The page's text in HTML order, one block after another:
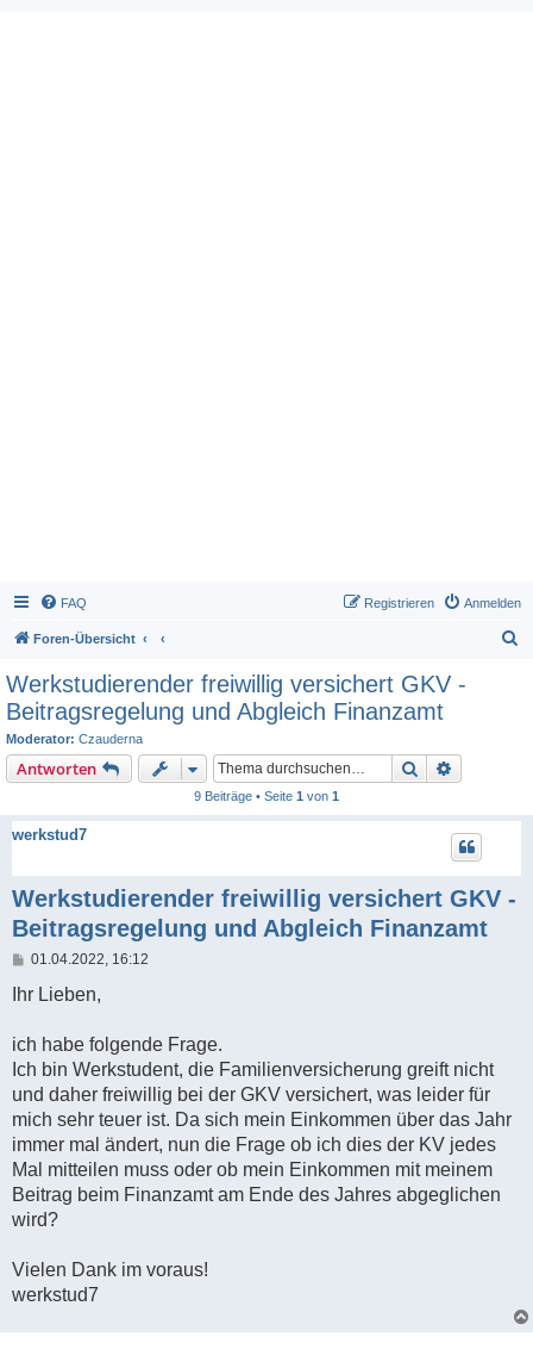
FAQ Anmelden
Registrieren
Foren-Übersicht
Werkstudierender freiwillig versichert GKV -
Beitragsregelung und Abgleich Finanzamt
Moderator: Czauderna
Antworten Suche
9 Beiträge • Seite 1 von 1
werkstud7
Werkstudierender freiwillig versichert GKV -
Beitragsregelung und Abgleich Finanzamt
B
i
a
01.04.2022, 16:12
Ihr Lieben,
ich habe folgende Frage.
Ich bin Werkstudent, die Familienversicherung greift nicht
und daher freiwillig bei der GKV versichert, was leider für
mich sehr teuer ist. Da sich mein Einkommen über das Jahr
immer mal ändert, nun die Frage ob ich dies der KV jedes
Mal mitteilen muss oder ob mein Einkommen mit meinem
Beitrag beim Finanzamt am Ende des Jahres abgeglichen
wird?
Vielen Dank im voraus!
werkstud7